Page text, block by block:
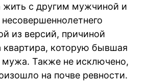
жить с другим мужчиной и
из версий, причиной
квартира, которую бывшая
мужа. Также не исключено,
на почве ревности.